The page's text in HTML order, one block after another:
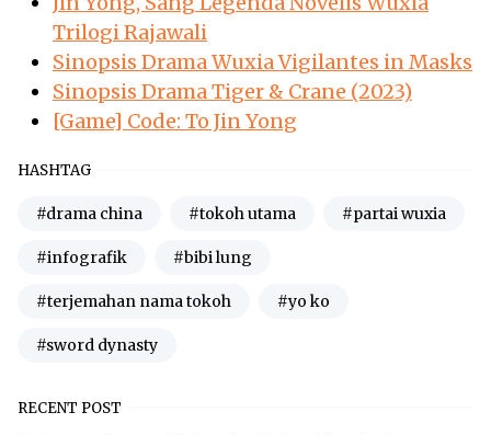
Trilogi Rajawali
Sinopsis Drama Wuxia Vigilantes in Masks
Sinopsis Drama Tiger & Crane (2023)
[Game] Code: To Jin Yong
HASHTAG
#drama china #tokoh utama #partai wuxia
#infografik #bibi lung
#terjemahan nama tokoh #yo ko
#sword dynasty
RECENT POST